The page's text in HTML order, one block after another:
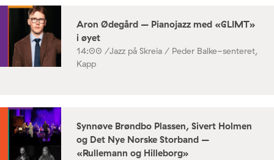
Aron Ødegård – Pianojazz med «GLIMT»
i øyet
14:00 /Jazz på Skreia / Peder Balke-senteret,
Kapp
Synnøve Brøndbo Plassen, Sivert Holmen
og Det Nye Norske Storband –
«Rullemann og Hilleborg»